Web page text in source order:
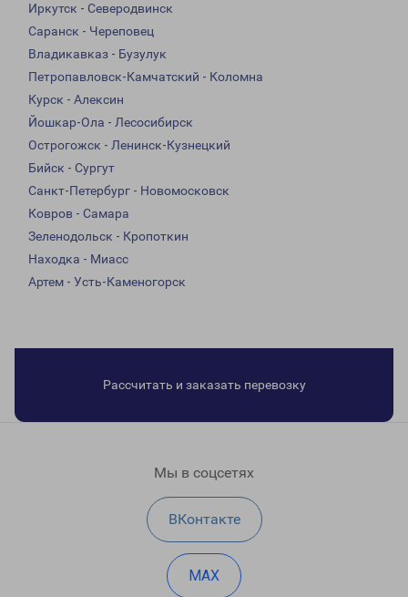
Иркутск - Северодвинск
Саранск - Череповец
Владикавказ - Бузулук
Петропавловск-Камчатский - Коломна
Курск - Алексин
Йошкар-Ола - Лесосибирск
Острогожск - Ленинск-Кузнецкий
Бийск - Сургут
Санкт-Петербург - Новомосковск
Ковров - Самара
Зеленодольск - Кропоткин
Находка - Миасс
Артем - Усть-Каменогорск
Рассчитать и заказать перевозку
Мы в соцсетях
ВКонтакте
MAX